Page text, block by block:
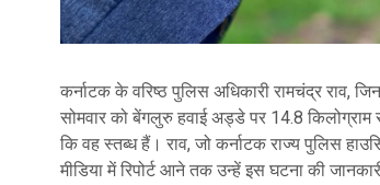
कर्नाटक के वरिष्ठ पुलिस अधिकारी रामचंद्र राव,
सोमवार को बेंगलुरु हवाई अड्डे पर 14.8 किलोग्राम
कि वह स्तब्ध हैं। राव, जो कर्नाटक राज्य पुलिस
मीडिया में रिपोर्ट आने तक उन्हें इस घटना की